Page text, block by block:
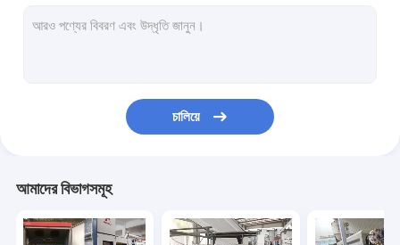
ব্যবহৃত উইন্ডিং মেশিন
চালিয়ে
আমাদের বিভাগসমূহ